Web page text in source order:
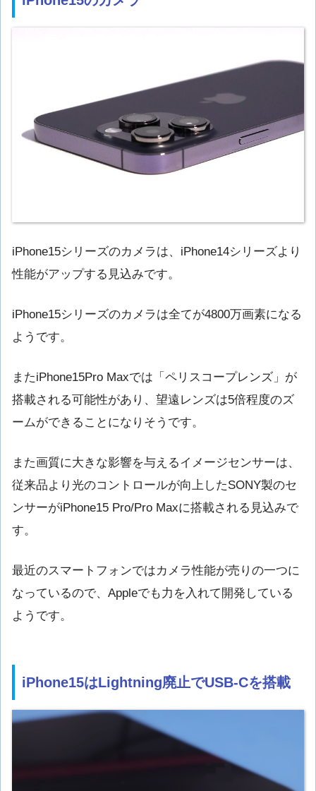
iPhone15シリーズのカメラは、iPhone14シリーズより
性能がアップする見込みです。
iPhone15シリーズのカメラは全てが4800万画素になる
ようです。
またiPhone15Pro Maxでは「ペリスコープレンズ」が
搭載される可能性があり、望遠レンズは5倍程度のズ
ームができることになりそうです。
また画質に大きな影響を与えるイメージセンサーは、
従来品より光のコントロールが向上したSONY製のセ
ンサーがiPhone15 Pro/Pro Maxに搭載される見込みで
す。
最近のスマートフォンではカメラ性能が売りの一つに
なっているので、Appleでも力を入れて開発している
ようです。
iPhone15はLightning廃止でUSB-Cを搭載